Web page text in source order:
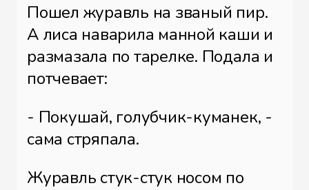
Пошел журавль на званый пир.
А лиса наварила манной каши и
размазала по тарелке. Подала и
потчевает:
- Покушай, голубчик-куманек, -
сама стряпала.
Журавль стук-стук носом по